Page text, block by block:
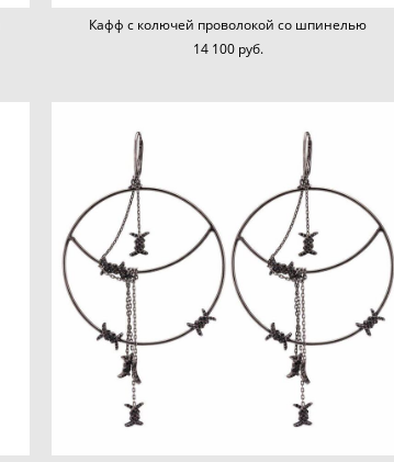
Кафф с колючей проволокой со шпинелью
14 100 pуб.